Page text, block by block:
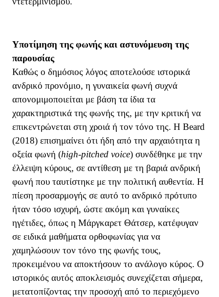
Υποτίμηση της φωνής και αστυνόμευση της
παρουσίας
Καθώς ο δημόσιος λόγος αποτελούσε ιστορικά
ανδρικό προνόμιο, η γυναικεία φωνή συχνά
απονομιμοποιείται με βάση τα ίδια τα
χαρακτηριστικά της φωνής της, με την κριτική να
επικεντρώνεται στη χροιά ή τον τόνο της. Η Beard
(2018) επισημαίνει ότι ήδη από την αρχαιότητα η
οξεία φωνή (high-pitched voice) συνδέθηκε με την
έλλειψη κύρους, σε αντίθεση με τη βαριά ανδρική
φωνή που ταυτίστηκε με την πολιτική αυθεντία. Η
πίεση προσαρμογής σε αυτό το ανδρικό πρότυπο
ήταν τόσο ισχυρή, ώστε ακόμη και γυναίκες
ηγέτιδες, όπως η Μάργκαρετ Θάτσερ, κατέφυγαν
σε ειδικά μαθήματα ορθοφωνίας για να
χαμηλώσουν τον τόνο της φωνής τους,
προκειμένου να αποκτήσουν το ανάλογο κύρος. Ο
ιστορικός αυτός αποκλεισμός συνεχίζεται σήμερα,
μετατοπίζοντας την προσοχή από το περιεχόμενο